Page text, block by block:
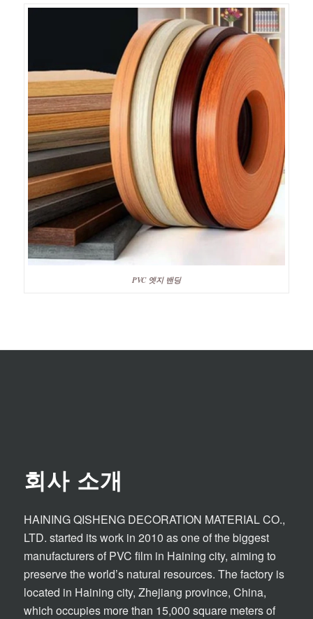
PVC 엣지 밴딩
회사 소개
HAINING QISHENG DECORATION MATERIAL CO.,
LTD. started its work in 2010 as one of the biggest
manufacturers of PVC film in Haining city, aiming to
preserve the world’s natural resources. The factory is
located in Haining city, Zhejiang province, China,
which occupies more than 15,000 square meters of